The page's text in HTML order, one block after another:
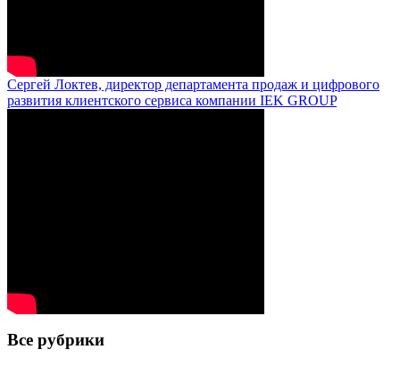
Сергей Локтев, директор департамента продаж и цифрового
развития клиентского сервиса компании IEK GROUP
Все рубрики